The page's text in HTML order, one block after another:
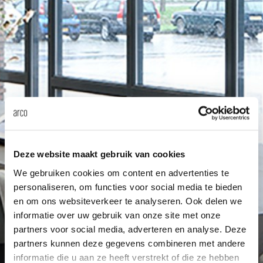
Deze website maakt gebruik van cookies
We gebruiken cookies om content en advertenties te
personaliseren, om functies voor social media te bieden
en om ons websiteverkeer te analyseren. Ook delen we
informatie over uw gebruik van onze site met onze
partners voor social media, adverteren en analyse. Deze
partners kunnen deze gegevens combineren met andere
informatie die u aan ze heeft verstrekt of die ze hebben
high
local
vision
cm15
cm21
cm22
Collection
uli
raw
jorre
ivan
jonas
About Arco